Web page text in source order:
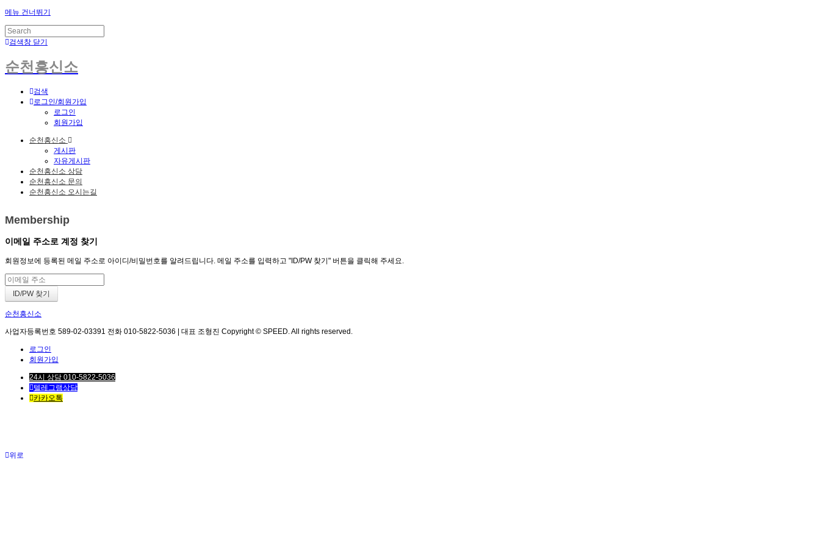
메뉴 건너뛰기
검색창 닫기
순천흥신소
검색
로그인/회원가입
로그인
회원가입
순천흥신소
게시판
자유게시판
순천흥신소 상담
순천흥신소 문의
순천흥신소 오시는길
Membership
이메일 주소로 계정 찾기
회원정보에 등록된 메일 주소로 아이디/비밀번호를 알려드립니다. 메일 주소를 입력하고 "ID/PW 찾기" 버튼을 클릭해 주세요.
순천흥신소
사업자등록번호 589-02-03391 전화 010-5822-5036 | 대표 조형진 Copyright © SPEED. All rights reserved.
로그인
회원가입
24시 상담 010-5822-5036
텔레그램상담
카카오톡
위로